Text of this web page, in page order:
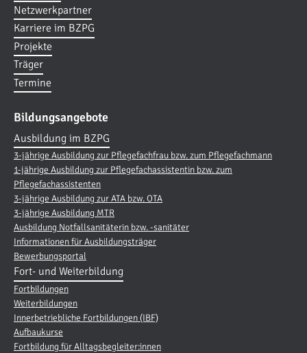
Netzwerkpartner
Karriere im BZPG
Projekte
Träger
Termine
Bildungsangebote
Ausbildung im BZPG
3-jährige Ausbildung zur Pflegefachfrau bzw. zum Pflegefachmann
1-jährige Ausbildung zur Pflegefachassistentin bzw. zum
Pflegefachassistenten
3-jährige Ausbildung zur ATA bzw. OTA
3-jährige Ausbildung MTR
Ausbildung Notfallsanitäterin bzw. -sanitäter
Informationen für Ausbildungsträger
Bewerbungsportal
Fort- und Weiterbildung
Fortbildungen
Weiterbildungen
Innerbetriebliche Fortbildungen (IBF)
Aufbaukurse
Fortbildung für Alltagsbegleiter:innen